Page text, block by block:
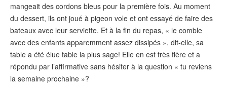
mangeait des cordons bleus pour la première fois. Au moment
du dessert, ils ont joué à pigeon vole et ont essayé de faire des
bateaux avec leur serviette. Et à la fin du repas, « le comble
avec des enfants apparemment assez dissipés », dit-elle, sa
table a été élue table la plus sage! Elle en est très fière et a
répondu par l’affirmative sans hésiter à la question « tu reviens
la semaine prochaine »?